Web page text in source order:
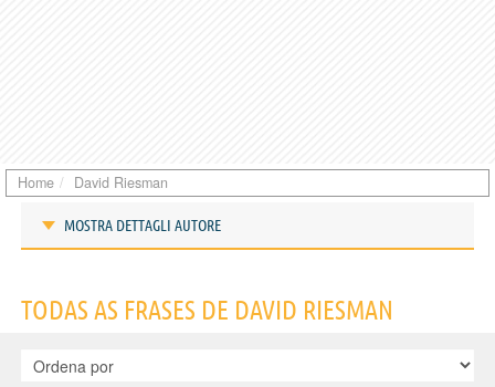
Home David Riesman
MOSTRA DETTAGLI AUTORE
TODAS AS FRASES DE DAVID RIESMAN